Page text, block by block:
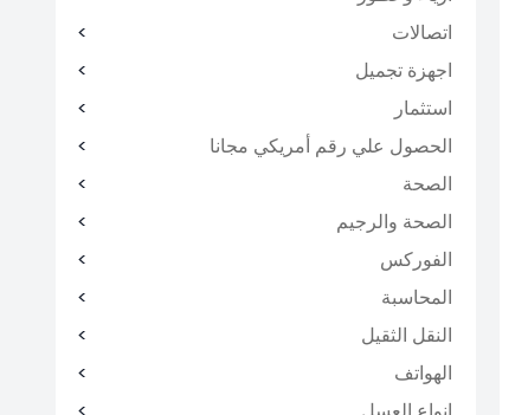
اتصالات
اجهزة تجميل
استثمار
الحصول علي رقم أمريكي مجانا
الصحة
الصحة والرجيم
الفوركس
المحاسبة
النقل الثقيل
الهواتف